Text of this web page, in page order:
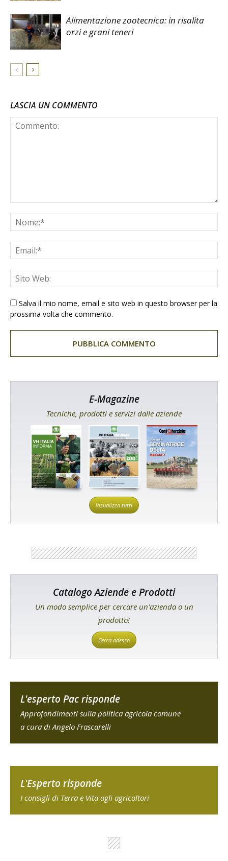
Alimentazione zootecnica: in risalita
orzi e grani teneri
LASCIA UN COMMENTO
Salva il mio nome, email e sito web in questo browser per la
prossima volta che commento.
E-Magazine
Tecniche, prodotti e servizi dalle aziende
Visualizza tutti
Catalogo Aziende e Prodotti
Un modo semplice per cercare un'azienda o un
prodotto!
Cerca adesso
L'esperto Pac risponde
Approfondimenti sulla politica agricola comune
a cura di Angelo Frascarelli
L'Esperto risponde
I consigli di Terra e Vita agli agricoltori